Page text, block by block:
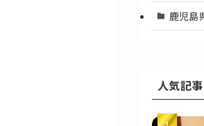
鹿児島
人気記事